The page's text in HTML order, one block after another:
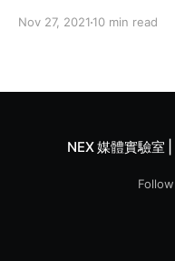
上呈現的就是懷念已久
Nov 27, 2021 10 min read
NEX 媒體實驗室